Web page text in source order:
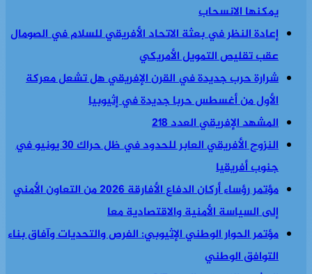
يمكنها الانسحاب
إعادة النظر في بعثة الاتحاد الأفريقي للسلام في الصومال
عقب تقليص التمويل الأمريكي
شرارة حرب جديدة في القرن الإفريقي هل تشعل معركة
الأول من أغسطس حربا جديدة في إثيوبيا
المشهد الإفريقي العدد 218
النزوح الأفريقي العابر للحدود في ظل حراك 30 يونيو في
جنوب أفريقيا
مؤتمر رؤساء أركان الدفاع الأفارقة 2026 من التعاون الأمني
إلى السياسة الأمنية والاقتصادية معا
مؤتمر الحوار الوطني الإثيوبي: الفرص والتحديات وآفاق بناء
التوافق الوطني